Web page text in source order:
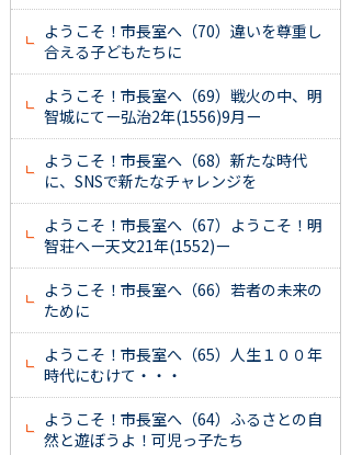
ようこそ！市長室へ（70）違いを尊重し
合える子どもたちに
ようこそ！市長室へ（69）戦火の中、明
智城にてー弘治2年(1556)9月ー
ようこそ！市長室へ（68）新たな時代
に、SNSで新たなチャレンジを
ようこそ！市長室へ（67）ようこそ！明
智荘へー天文21年(1552)ー
ようこそ！市長室へ（66）若者の未来の
ために
ようこそ！市長室へ（65）人生１００年
時代にむけて・・・
ようこそ！市長室へ（64）ふるさとの自
然と遊ぼうよ！可児っ子たち